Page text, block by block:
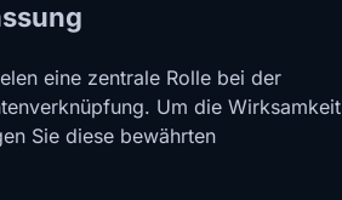
eine zentrale Rolle bei der
Um die Wirksamkeit
Sie diese bewährten